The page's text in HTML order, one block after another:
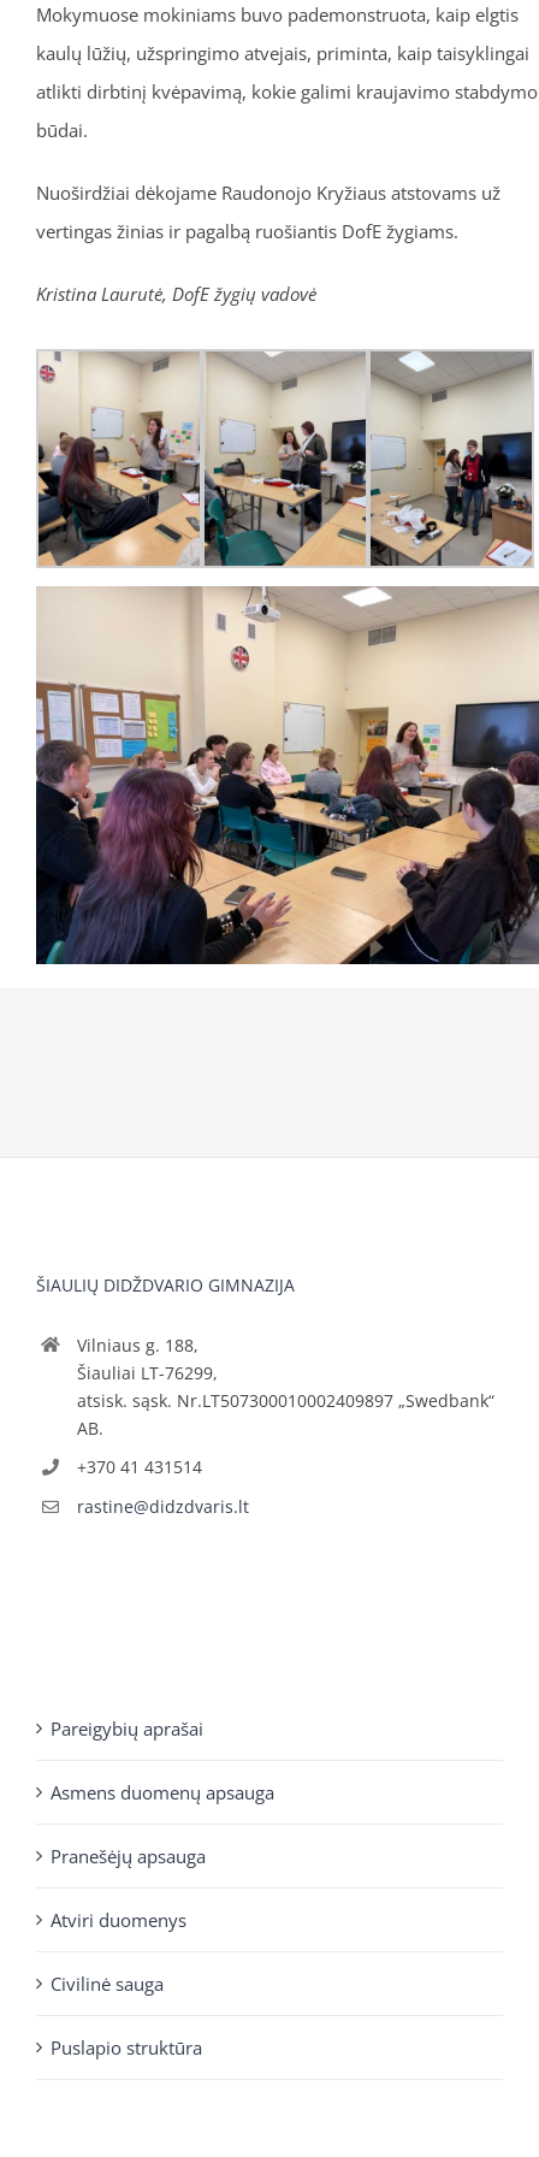
Mokymuose mokiniams buvo pademonstruota, kaip elgtis
kaulų lūžių, užspringimo atvejais, priminta, kaip taisyklingai
atlikti dirbtinį kvėpavimą, kokie galimi kraujavimo stabdymo
būdai.
Nuoširdžiai dėkojame Raudonojo Kryžiaus atstovams už
vertingas žinias ir pagalbą ruošiantis DofE žygiams.
Kristina Laurutė, DofE žygių vadovė
ŠIAULIŲ DIDŽDVARIO GIMNAZIJA
Vilniaus g. 188,
Šiauliai LT-76299,
atsisk. sąsk. Nr.LT507300010002409897 „Swedbank“
AB.
+370 41 431514
rastine@didzdvaris.lt
Pareigybių aprašai
Asmens duomenų apsauga
Pranešėjų apsauga
Atviri duomenys
Civilinė sauga
Puslapio struktūra